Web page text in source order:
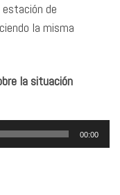
estación de
la misma
la situación
00:00